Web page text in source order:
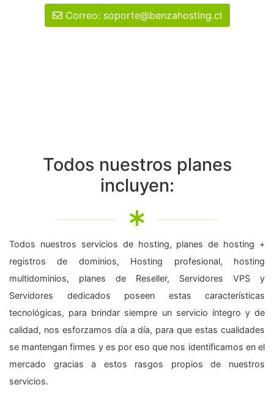
Correo: soporte@benzahosting.cl
Todos nuestros planes
incluyen:
Todos nuestros servicios de hosting, planes de hosting +
registros de dominios, Hosting profesional, hosting
multidominios, planes de Reseller, Servidores VPS y
Servidores dedicados poseen estas características
tecnológicas, para brindar siempre un servicio íntegro y de
calidad, nos esforzamos día a día, para que estas cualidades
se mantengan firmes y es por eso que nos identificamos en el
mercado gracias a estos rasgos propios de nuestros
servicios.